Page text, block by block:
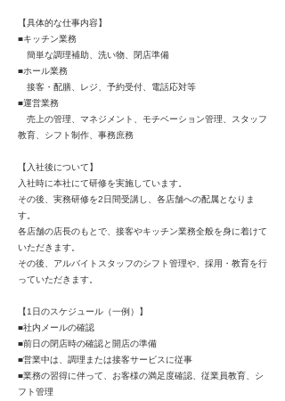
【具体的な仕事内容】
■キッチン業務
簡単な調理補助、洗い物、閉店準備
■ホール業務
接客・配膳、レジ、予約受付、電話応対等
■運営業務
売上の管理、マネジメント、モチベーション管理、スタッフ
教育、シフト制作、事務庶務
【入社後について】
入社時に本社にて研修を実施しています。
その後、実務研修を2日間受講し、各店舗への配属となりま
す。
各店舗の店長のもとで、接客やキッチン業務全般を身に着けて
いただきます。
その後、アルバイトスタッフのシフト管理や、採用・教育を行
っていただきます。
【1日のスケジュール（一例）】
■社内メールの確認
■前日の閉店時の確認と開店の準備
■営業中は、調理または接客サービスに従事
■業務の習得に伴って、お客様の満足度確認、従業員教育、シ
フト管理